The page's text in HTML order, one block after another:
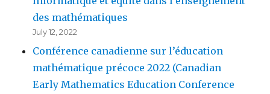
des mathématiques
July 12, 2022
Conférence canadienne sur l’éducation
mathématique précoce 2022 (Canadian
Early Mathematics Education Conference